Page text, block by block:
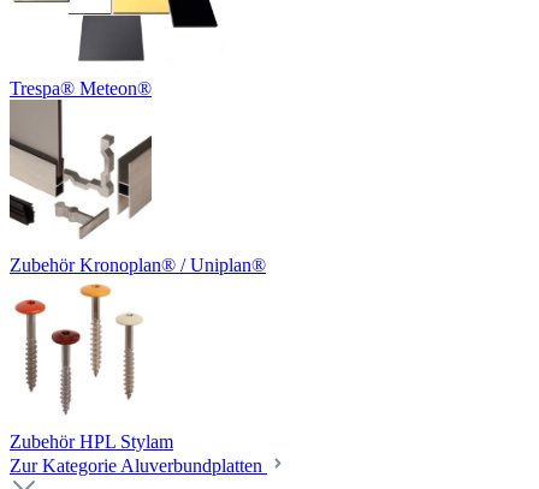
Trespa® Meteon®
Zubehör Kronoplan® / Uniplan®
Zubehör HPL Stylam
Zur Kategorie Aluverbundplatten